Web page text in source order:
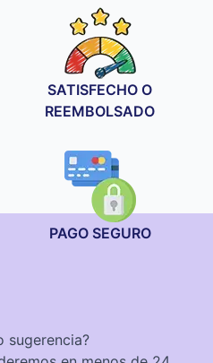
19,90 €
hasta
34,90 €
SATISFECHO O
REEMBOLSADO
PAGO SEGURO
sugerencia?